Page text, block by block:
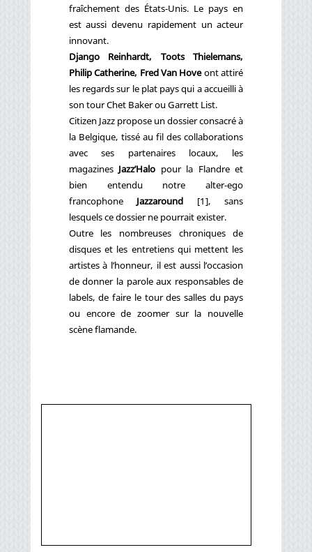
fraîchement des États-Unis. Le pays en
est aussi devenu rapidement un acteur
innovant.
Django Reinhardt, Toots Thielemans,
Philip Catherine, Fred Van Hoveont attiré
les regards sur le plat pays qui a accueilli à
son tour Chet Baker ou Garrett List.
Citizen Jazz propose un dossier consacré à
la Belgique, tissé au fil des collaborations
avec ses partenaires locaux, les
magazines Jazz’Halo pour la Flandre et
bien entendu notre alter-ego
francophone Jazzaround [1], sans
lesquels ce dossier ne pourrait exister.
Outre les nombreuses chroniques de
disques et les entretiens qui mettent les
artistes à l’honneur, il est aussi l’occasion
de donner la parole aux responsables de
labels, de faire le tour des salles du pays
ou encore de zoomer sur la nouvelle
scène flamande.